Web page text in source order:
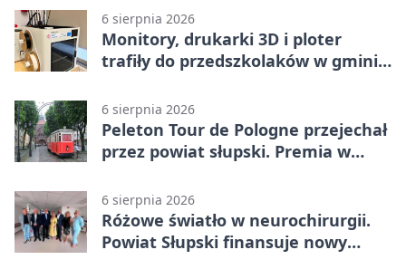
6 sierpnia 2026
Monitory, drukarki 3D i ploter
trafiły do przedszkolaków w gminie
6 sierpnia 2026
Peleton Tour de Pologne przejechał
przez powiat słupski. Premia w
6 sierpnia 2026
Różowe światło w neurochirurgii.
Powiat Słupski finansuje nowy